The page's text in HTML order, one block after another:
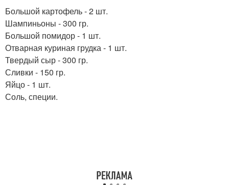
Большой картофель - 2 шт.
Шампиньоны - 300 гр.
Большой помидор - 1 шт.
Отварная куриная грудка - 1 шт.
Твердый сыр - 300 гр.
Сливки - 150 гр.
Яйцо - 1 шт.
Соль, специи.